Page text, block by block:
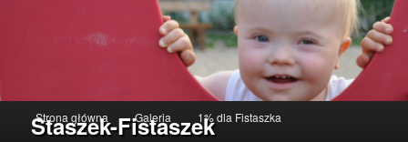
Staszek-Fistaszek
Przeskocz do tekstu
Przeskocz do widgetów
Strona główna Galeria 1% dla Fistaszka